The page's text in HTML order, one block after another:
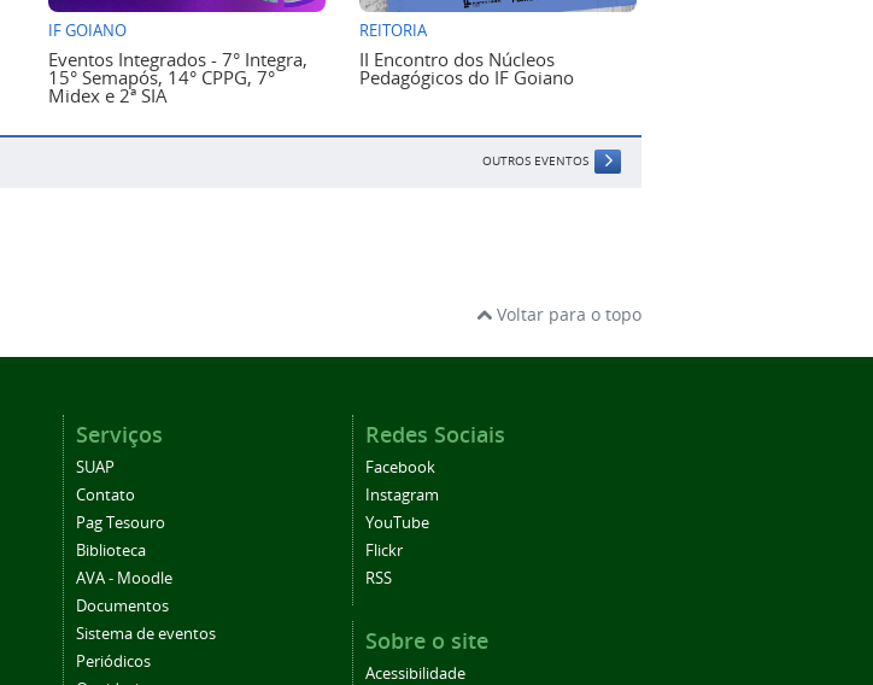
IF GOIANO
Eventos Integrados - 7° Integra,
15° Semapós, 14° CPPG, 7°
Midex e 2ª SIA
REITORIA
II Encontro dos Núcleos
Pedagógicos do IF Goiano
OUTROS EVENTOS
Voltar para o topo
Serviços
SUAP
Contato
Pag Tesouro
Biblioteca
AVA - Moodle
Documentos
Sistema de eventos
Periódicos
Redes Sociais
Facebook
Instagram
YouTube
Flickr
RSS
Sobre o site
Acessibilidade